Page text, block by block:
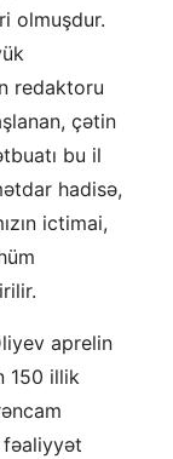
olmuşdur.
redaktoru
çətin
bu il
hadisə,
ictimai,
aprelin
150 illik
fəaliyyət